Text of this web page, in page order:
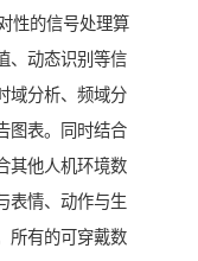
性的信号处理算
、动态识别等信
域分析、频域分
图表。同时结合
其他人机环境数
表情、动作与生
所有的可穿戴数